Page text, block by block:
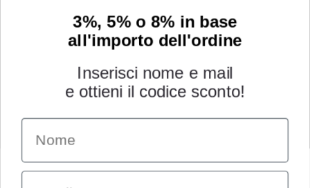
INFORMAZIONI
Chi siamo
Condizioni generali
3%, 5% o 8% in base
all'importo dell'ordine
Inserisci nome e mail
e ottieni il codice sconto!
Name
Email